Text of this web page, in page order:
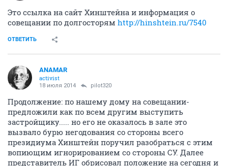
Это ссылка на сайт Хинштейна и информация о
совещании по долгосторям http://hinshtein.ru/7540
ОТВЕТИТЬ
ANAMAR
activist
18 июля 2014 pilot320
Продолжение: по нашему дому на совещании-
предложили как по всем другим выступить
застройщику..... но его не оказалось в зале это
вызвало бурю негодования со стороны всего
президиума Хинштейн поручил разобраться с этим
вопиющим игнорированием со стороны СУ. Далее
представитель ИГ обрисовал положение на сегодня и